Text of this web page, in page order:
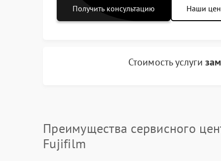
Получить консультацию Наши
Стоимость услуги
Преимущества сервисного
Fujifilm